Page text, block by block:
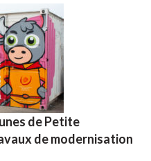
de Petite
de modernisation